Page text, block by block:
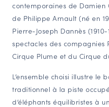
contemporaines de Damien
de Philippe Arnault (né en
Pierre-Joseph Dannès
spectacles des compagnies
Cirque Plume et du Cirque
L’ensemble choisi illustre le
traditionnel à la piste
d’éléphants équilibristes à